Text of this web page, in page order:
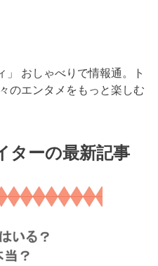
」 おしゃべりで情報通。ト
のエンタメをもっと楽しむ
ターの最新記事